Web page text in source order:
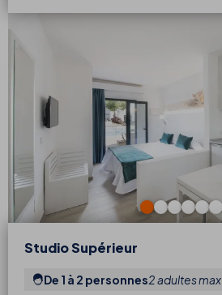
Studio Supérieur
De 1 à 2 personnes2 adultes max.